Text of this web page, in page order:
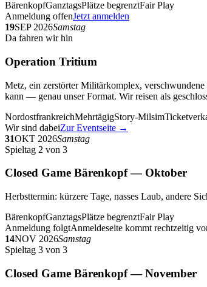
BärenkopfGanztagsPlätze begrenztFair Play
Anmeldung offenJetzt anmelden
19SEP 2026Samstag
Da fahren wir hin
Operation Tritium
Metz, ein zerstörter Militärkomplex,
kann — genau unser Format. Wir reisen als
NordostfrankreichMehrtägigStory-Milsim
Wir sind dabeiZur Eventseite →
31OKT 2026Samstag
Spieltag 2 von 3
Closed Game Bärenkopf — Oktober
Herbsttermin: kürzere Tage, nasses Laub, andere
BärenkopfGanztagsPlätze begrenztFair Play
Anmeldung folgtAnmeldeseite kommt rechtzeitig
14NOV 2026Samstag
Spieltag 3 von 3
Closed Game Bärenkopf — November